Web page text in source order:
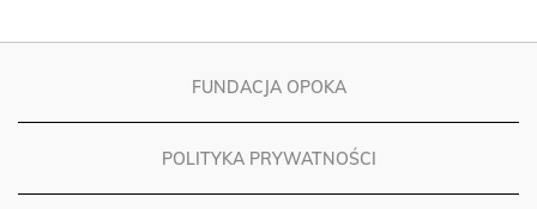
FUNDACJA OPOKA
POLITYKA PRYWATNOŚCI